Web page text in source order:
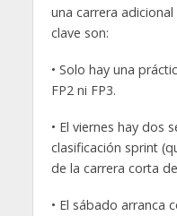
una carrera
clave son:
• Solo hay una
FP2 ni FP3.
• El viernes hay dos
clasificación sprint
de la carrera corta
• El sábado arranca